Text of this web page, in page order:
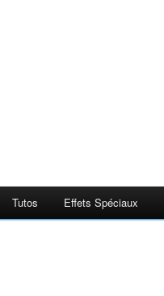
Tutos Effets Spéciaux